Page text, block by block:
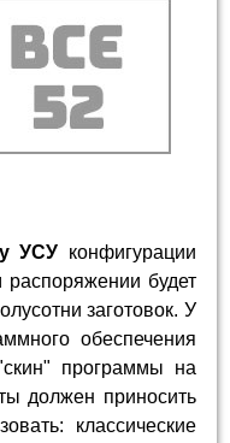
УСУ конфигурации
будет
заготовок. У
обеспечения
программы на
должен приносить
классические